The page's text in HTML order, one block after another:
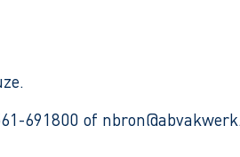
691800 of